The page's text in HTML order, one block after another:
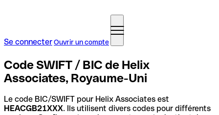
Se connecterOuvrir un compte
Code SWIFT / BIC de Helix
Associates, Royaume-Uni
Le code BIC/SWIFT pour Helix Associates est
HEACGB21XXX. Ils utilisent divers codes pour différents